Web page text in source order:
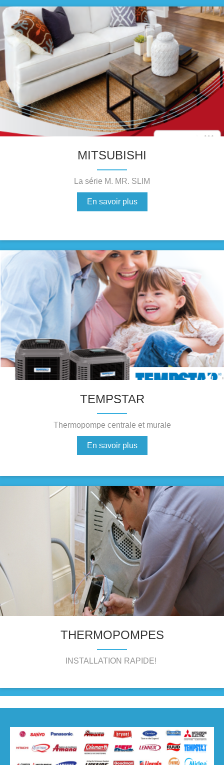
MITSUBISHI
La série M. MR. SLIM
En savoir plus
TEMPSTAR
Thermopompe centrale et murale
En savoir plus
THERMOPOMPES
INSTALLATION RAPIDE!